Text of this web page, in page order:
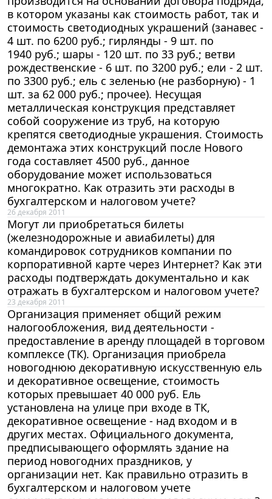
в котором указаны как стоимость работ, так и
стоимость светодиодных украшений (занавес -
4 шт. по 6200 руб.; гирлянды - 9 шт. по
1940 руб.; шары - 120 шт. по 33 руб.; ветви
рождественские - 6 шт. по 3200 руб.; ели - 2 шт.
по 3300 руб.; ель с зеленью (не разборную) - 1
шт. за 62 000 руб.; прочее). Несущая
металлическая конструкция представляет
собой сооружение из труб, на которую
крепятся светодиодные украшения. Стоимость
демонтажа этих конструкций после Нового
года составляет 4500 руб., данное
оборудование может использоваться
многократно. Как отразить эти расходы в
бухгалтерском и налоговом учете?
26 декабря 2011
Могут ли приобретаться билеты
(железнодорожные и авиабилеты) для
командировок сотрудников компании по
корпоративной карте через Интернет? Как эти
расходы подтверждать документально и как
отражать в бухгалтерском и налоговом учете?
23 декабря 2011
Организация применяет общий режим
налогообложения, вид деятельности -
предоставление в аренду площадей в торговом
комплексе (ТК). Организация приобрела
новогоднюю декоративную искусственную ель
и декоративное освещение, стоимость
которых превышает 40 000 руб. Ель
установлена на улице при входе в ТК,
декоративное освещение - над входом и в
других местах. Официального документа,
предписывающего оформлять здание на
период новогодних праздников, у
организации нет. Как правильно отразить в
бухгалтерском и налоговом учете